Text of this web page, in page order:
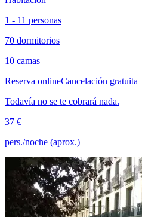
1 - 11 personas
70 dormitorios
10 camas
Reserva onlineCancelación gratuita
Todavía no se te cobrará nada.
37 €
pers./noche (aprox.)